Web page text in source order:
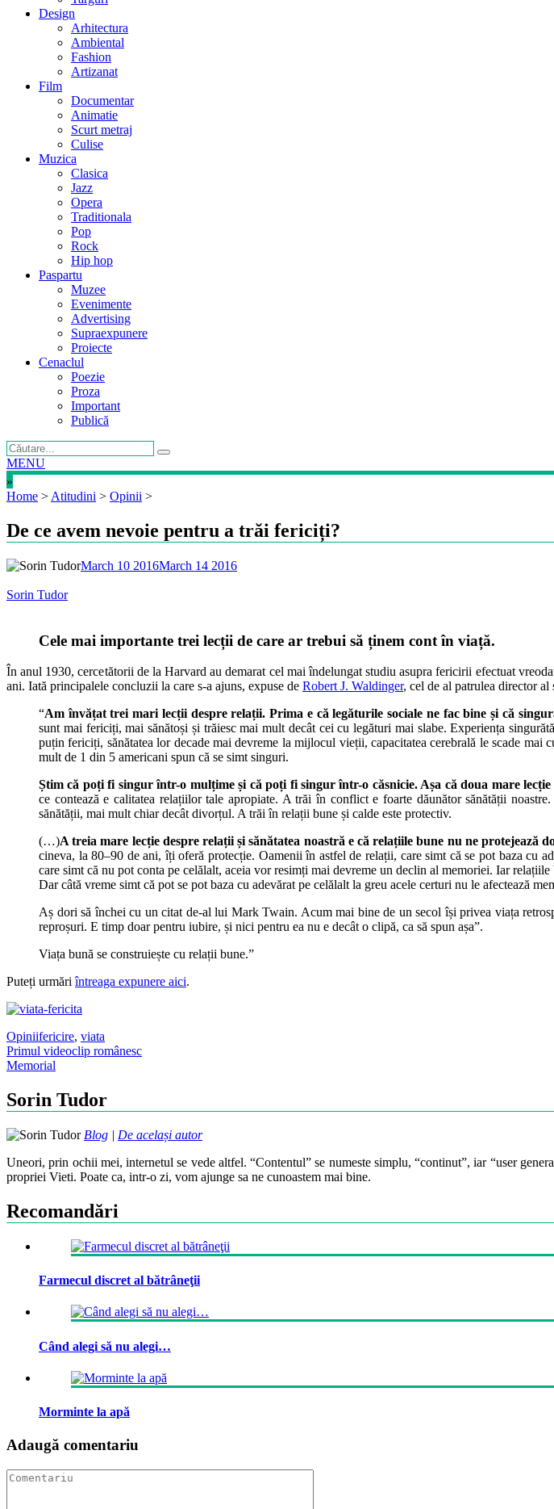
Design
Arhitectura
Ambiental
Fashion
Artizanat
Film
Documentar
Animatie
Scurt metraj
Culise
Muzica
Clasica
Jazz
Opera
Traditionala
Pop
Rock
Hip hop
Paspartu
Muzee
Evenimente
Advertising
Supraexpunere
Proiecte
Cenaclul
Poezie
Proza
Important
Publică
MENU
»
Home > Atitudini > Opinii >
De ce avem nevoie pentru a trăi fericiți?
March 10 2016March 14 2016
Sorin Tudor
Cele mai importante trei lecții de care ar trebui să ținem cont în viață.
În anul 1930, cercetătorii de la Harvard au demarat cel mai îndelungat studiu asupra fericirii efectuat
ani. Iată principalele concluzii la care s-a ajuns, expuse de Robert J. Waldinger, cel de al patrulea director al
“Am învățat trei mari lecții despre relații. Prima e că legăturile sociale ne fac bine și că
sunt mai fericiți, mai sănătoși și trăiesc mai mult decât cei cu legături mai slabe. Experiența
puțin fericiți, sănătatea lor decade mai devreme la mijlocul vieții, capacitatea cerebrală le scade
mult de 1 din 5 americani spun că se simt singuri.
Știm că poți fi singur într-o mulțime și că poți fi singur într-o căsnicie. Așa că doua mare
ce contează e calitatea relațiilor tale apropiate. A trăi în conflict e foarte dăunător sănătății
sănătății, mai mult chiar decât divorțul. A trăi în relații bune și calde este protectiv.
(…)A treia mare lecție despre relații și sănătatea noastră e că relațiile bune nu ne protejează
cineva, la 80–90 de ani, îți oferă protecție. Oamenii în astfel de relații, care simt că se pot baza
care simt că nu pot conta pe celălalt, aceia vor resimți mai devreme un declin al memoriei. Iar
Dar câtă vreme simt că pot se pot baza cu adevărat pe celălalt la greu acele certuri nu le afectează
Aș dori să închei cu un citat de-al lui Mark Twain. Acum mai bine de un secol își privea viața
reproșuri. E timp doar pentru iubire, și nici pentru ea nu e decât o clipă, ca să spun așa”.
Viața bună se construiește cu relații bune.”
Puteți urmăriîntreaga expunere aici.
Opiniifericire, viata
Post
navigation
Primul videoclip românesc
Memorial
Sorin Tudor
Blog | De același autor
Uneori, prin ochii mei, internetul se vede altfel. “Contentul” se numeste simplu, “continut”, iar “user
propriei Vieti. Poate ca, intr-o zi, vom ajunge sa ne cunoastem mai bine.
Recomandări
Farmecul discret al bătrâneţii
Când alegi să nu alegi…
Morminte la apă
Adaugă comentariu